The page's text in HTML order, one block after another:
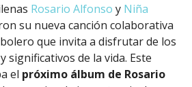
Rosario Alfonso y Niña
su nueva canción colaborativa
que invita a disfrutar de los
significativos de la vida. Este
el próximo álbum de Rosario